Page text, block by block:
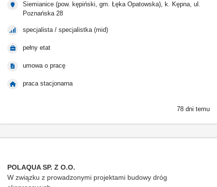
Siemianice (pow. kępiński, gm. Łęka Opatowska), k. Kępna, ul.
Poznańska 28
specjalista / specjalistka (mid)
pełny etat
umowa o pracę
praca stacjonarna
78 dni temu
POLAQUA SP. Z O.O.
W związku z prowadzonymi projektami budowy dróg